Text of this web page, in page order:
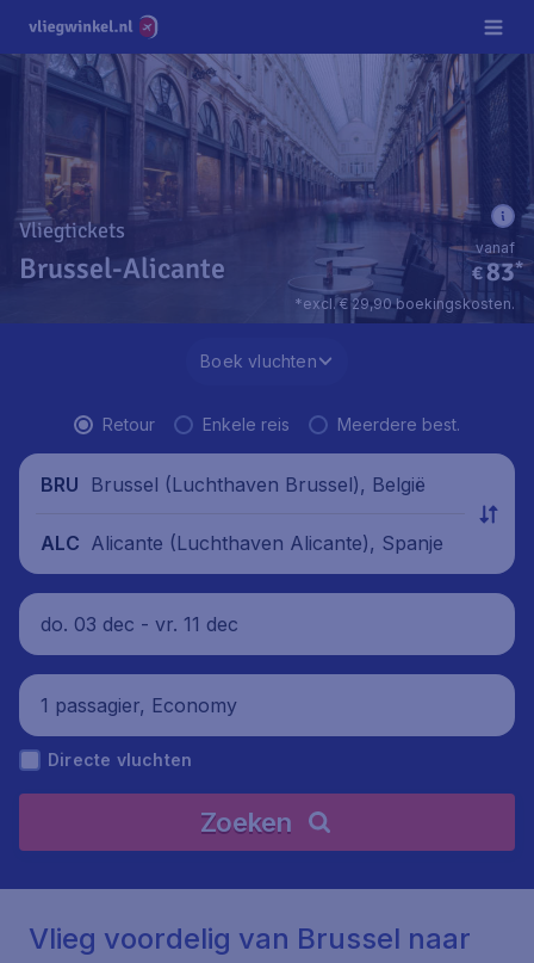
Vliegtickets
Brussel-Alicante €83*
vanaf
*excl. € 29,90 boekingskosten.
Boek vluchten
Retour Enkele reis Meerdere best.
BRU Brussel (Luchthaven Brussel), België
ALC Alicante (Luchthaven Alicante), Spanje
do. 03 dec - vr. 11 dec
1 passagier, Economy
Directe vluchten
Zoeken
Vlieg voordelig van Brussel naar